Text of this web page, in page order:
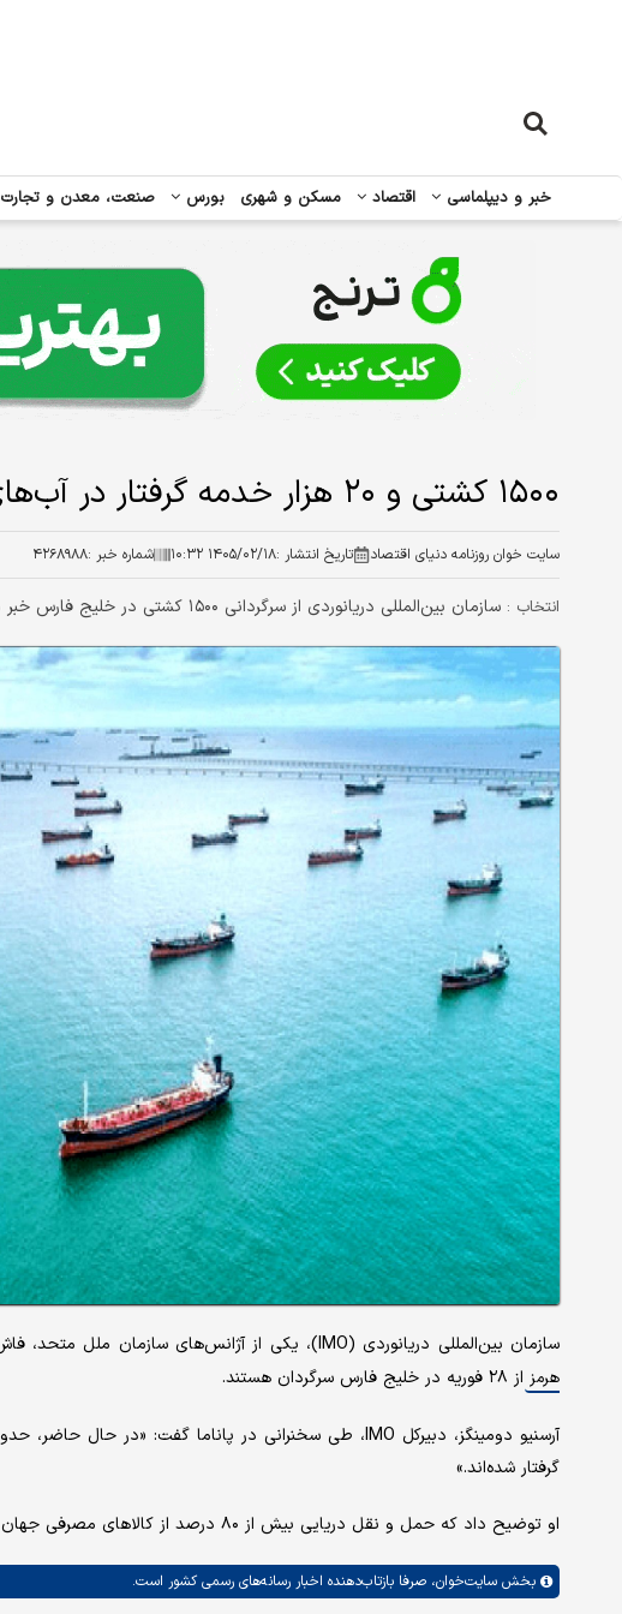
خبر و دیپلماسی اقتصاد مسکن و شهری بورس صنعت، معدن و تجارت
۱۵۰۰ کشتی و ۲۰ هزار خدمه گرفتار در آب‌های خلیج‌فارس
سایت خوان روزنامه دنیای اقتصاد تاریخ انتشار :۱۴۰۵/۰۲/۱۸ ۱۰:۳۲ شماره خبر :۴۲۶۸۹۸۸
انتخاب : سازمان بین‌المللی دریانوردی از سرگردانی ۱۵۰۰ کشتی در خلیج فارس خبر داد.
سازمان بین‌المللی دریانوردی (IMO)، یکی از آژانس‌های سازمان ملل متحد، فاش کرد که تقریباً ۱۵۰۰ کشتی به دلیل بسته شدن مداوم
هرمز از ۲۸ فوریه در خلیج فارس سرگردان هستند.
گرفتار شده‌اند.»
او توضیح داد که حمل و نقل دریایی بیش از ۸۰ درصد از کالاهای مصرفی جهان را حمل می‌کند.
بخش سایت‌خوان، صرفا بازتاب‌دهنده اخبار رسانه‌های رسمی کشور است.